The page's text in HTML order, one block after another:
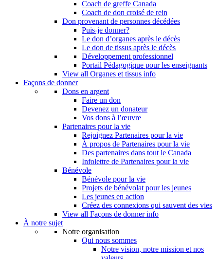
Coach de greffe Canada
Coach de don croisé de rein
Don provenant de personnes décédées
Puis-je donner?
Le don d’organes après le décès
Le don de tissus après le décès
Développement professionnel
Portail Pédagogique pour les enseignants
View all Organes et tissus info
Façons de donner
Dons en argent
Faire un don
Devenez un donateur
Vos dons à l’œuvre
Partenaires pour la vie
Rejoignez Partenaires pour la vie
À propos de Partenaires pour la vie
Des partenaires dans tout le Canada
Infolettre de Partenaires pour la vie
Bénévole
Bénévole pour la vie
Projets de bénévolat pour les jeunes
Les jeunes en action
Créez des connexions qui sauvent des vies
View all Façons de donner info
À notre sujet
Notre organisation
Qui nous sommes
Notre vision, notre mission et nos